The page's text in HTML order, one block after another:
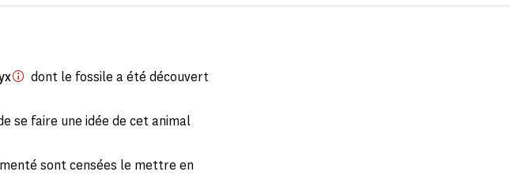
dont le fossile a été découvert
se faire une idée de cet animal
sont censées le mettre en